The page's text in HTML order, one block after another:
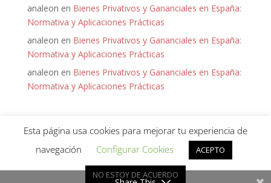
analeon en Bienes Privativos y Gananciales en España:
Normativa y Aplicaciones Prácticas
analeon en Bienes Privativos y Gananciales en España:
Normativa y Aplicaciones Prácticas
analeon en Bienes Privativos y Gananciales en España:
Normativa y Aplicaciones Prácticas
Diseñado porKeep it Virtualpara Ana León - 2020 -
Política de Privacidad
Esta página usa cookies para mejorar tu experiencia de
navegación
Configurar Cookies ACEPTO
NO ESTOY DE ACUERDO